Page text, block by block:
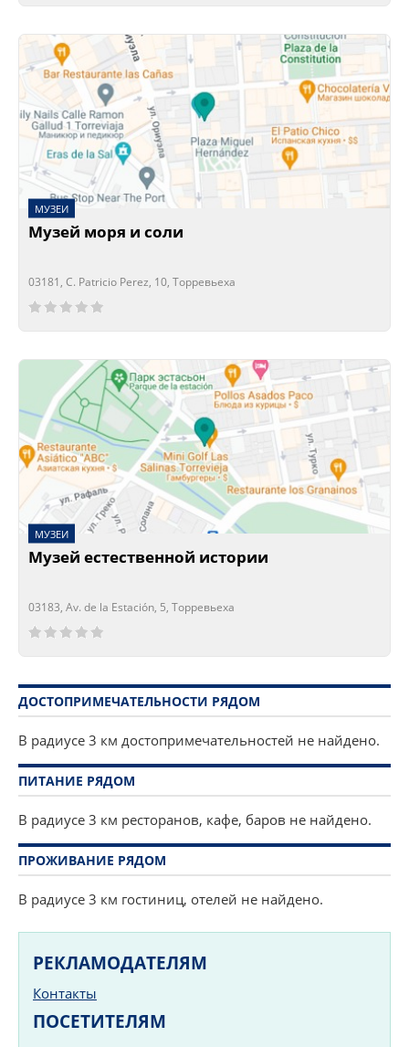
МУЗЕИ
Музей моря и соли
03181, C. Patricio Perez, 10, Торревьеха
Сейчас открыто!
Сейчас закрыто!
МУЗЕИ
Музей естественной истории
03183, Av. de la Estación, 5, Торревьеха
Сейчас открыто!
Сейчас закрыто!
ДОСТОПРИМЕЧАТЕЛЬНОСТИ РЯДОМ
В радиусе 3 км достопримечательностей не найдено.
ПИТАНИЕ РЯДОМ
В радиусе 3 км ресторанов, кафе, баров не найдено.
ПРОЖИВАНИЕ РЯДОМ
В радиусе 3 км гостиниц, отелей не найдено.
РЕКЛАМОДАТЕЛЯМ
Контакты
ПОСЕТИТЕЛЯМ